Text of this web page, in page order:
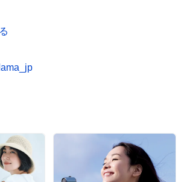
くてペラペラでガッカリした。
ー Ｍ
カーディガンでカバンに入れてもしわ
ゃれで気に入っています。